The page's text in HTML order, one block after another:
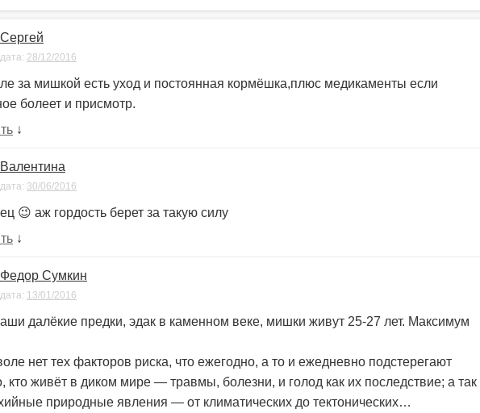
Сергей
дата: 28/12/2016
за мишкой есть уход и постоянная кормёшка,плюс медикаменты если
болеет и присмотр.
↓
Валентина
дата: 30/06/2016
😉 аж гордость берет за такую силу
↓
Федор Сумкин
дата: 13/01/2016
далёкие предки, эдак в каменном веке, мишки живут 25-27 лет. Максимум
нет тех факторов риска, что ежегодно, а то и ежедневно подстерегают
кто живёт в диком мире — травмы, болезни, и голод как их последствие; а так
природные явления — от климатических до тектонических…